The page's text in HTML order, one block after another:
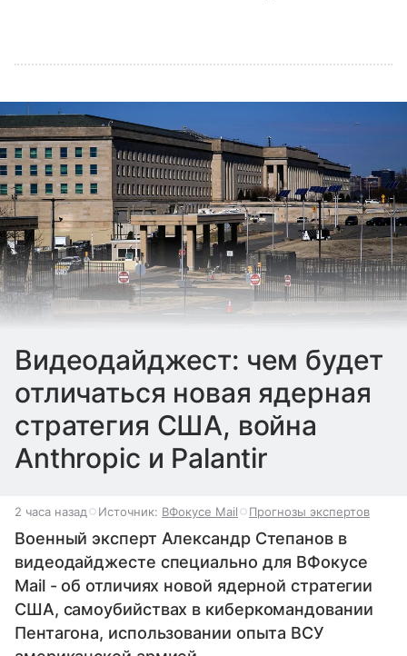
Видеодайджест: чем будет
отличаться новая ядерная
стратегия США, война
Anthropic и Palantir
2 часа назад Источник: ВФокусе Mail Прогнозы экспертов
Военный эксперт Александр Степанов в
видеодайджесте специально для ВФокусе
Mail - об отличиях новой ядерной стратегии
США, самоубийствах в киберкомандовании
Пентагона, использовании опыта ВСУ